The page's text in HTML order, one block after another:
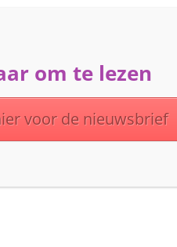
DIENSTEN
om te lezen
voor de nieuwsbrief